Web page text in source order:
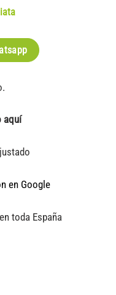
aquí
en Google
toda España